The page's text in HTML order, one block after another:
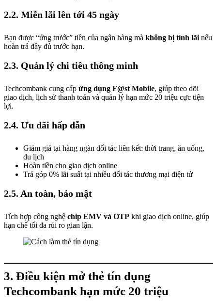
2.2. Miễn lãi lên tới 45 ngày
Bạn được “ứng trước” tiền của ngân hàng mà không bị tính lãi nếu
hoàn trả đầy đủ trước hạn.
2.3. Quản lý chi tiêu thông minh
Techcombank cung cấp ứng dụng F@st Mobile, giúp theo dõi
giao dịch, lịch sử thanh toán và quản lý hạn mức 20 triệu cực tiện
lợi.
2.4. Ưu đãi hấp dẫn
Giảm giá tại hàng ngàn đối tác liên kết: thời trang, ăn uống,
du lịch
Hoàn tiền cho giao dịch online
Trả góp 0% lãi suất tại nhiều đối tác thương mại điện tử
2.5. An toàn, bảo mật
Tích hợp công nghệ chip EMV và OTP khi giao dịch online, giúp
hạn chế tối đa rủi ro gian lận.
3. Điều kiện mở thẻ tín dụng
Techcombank hạn mức 20 triệu